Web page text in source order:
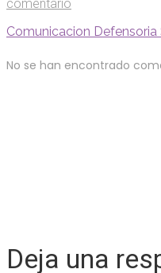
comentario
Comunicacion Defensoria
No se han encontrado
Deja una